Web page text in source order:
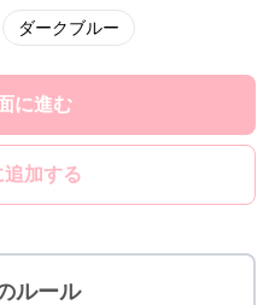
ダークブルー
に進む
追加する
ルール